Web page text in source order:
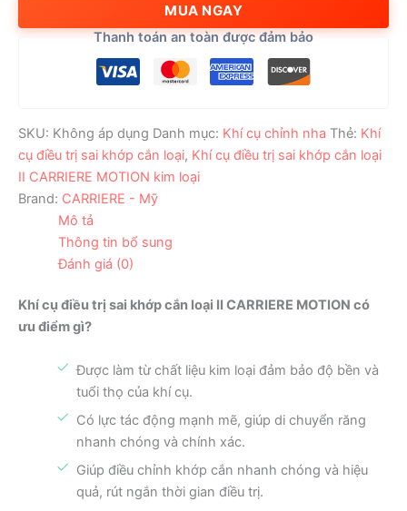
cắn
loại
II
CARRIERE
MOTION
trái/phải
(cỡ:
MUA NGAY
Thanh toán an toàn được đảm bảo
SKU: Không áp dụng Danh mục: Khí cụ chỉnh nha Thẻ: Khí
cụ điều trị sai khớp cắn loại, Khí cụ điều trị sai khớp cắn loại
II CARRIERE MOTION kim loại
Brand: CARRIERE - Mỹ
Mô tả
Thông tin bổ sung
Đánh giá (0)
Khí cụ điều trị sai khớp cắn loại II CARRIERE MOTION có
ưu điểm gì?
Được làm từ chất liệu kim loại đảm bảo độ bền và
tuổi thọ của khí cụ.
Có lực tác động mạnh mẽ, giúp di chuyển răng
nhanh chóng và chính xác.
Giúp điều chỉnh khớp cắn nhanh chóng và hiệu
quả, rút ngắn thời gian điều trị.